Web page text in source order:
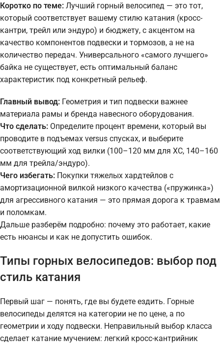
Коротко по теме: Лучший горный велосипед — это тот,
который соответствует вашему стилю катания (кросс-
кантри, трейл или эндуро) и бюджету, с акцентом на
качество компонентов подвески и тормозов, а не на
количество передач. Универсального «самого лучшего»
байка не существует, есть оптимальный баланс
характеристик под конкретный рельеф.
Главный вывод: Геометрия и тип подвески важнее
материала рамы и бренда навесного оборудования.
Что сделать: Определите процент времени, который вы
проводите в подъемах versus спусках, и выберите
соответствующий ход вилки (100–120 мм для XC, 140–160
мм для трейла/эндуро).
Чего избегать: Покупки тяжелых хардтейлов с
амортизационной вилкой низкого качества («пружинка»)
для агрессивного катания — это прямая дорога к травмам
и поломкам.
Дальше разберём подробно: почему это работает, какие
есть нюансы и как не допустить ошибок.
Типы горных велосипедов: выбор под
стиль катания
Первый шаг — понять, где вы будете ездить. Горные
велосипеды делятся на категории не по цене, а по
геометрии и ходу подвески. Неправильный выбор класса
сделает катание мучением: легкий кросс-кантрийник